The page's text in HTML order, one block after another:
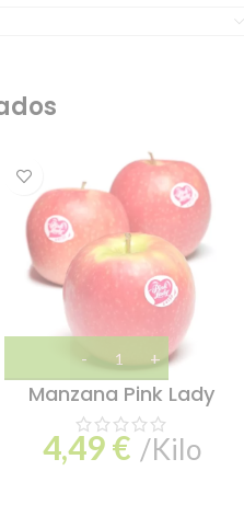
Manzana Pink Lady
4,49€ /Kilo